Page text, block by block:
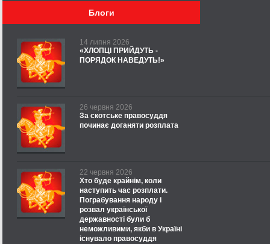
Блоги
14 липня 2026
«ХЛОПЦІ ПРИЙДУТЬ -
ПОРЯДОК НАВЕДУТЬ!»
26 червня 2026
За скотське правосуддя
починає доганяти розплата
22 червня 2026
Хто буде крайнім, коли
наступить час розплати.
Пограбування народу і
розвал української
державності були б
неможливими, якби в Україні
існувало правосуддя